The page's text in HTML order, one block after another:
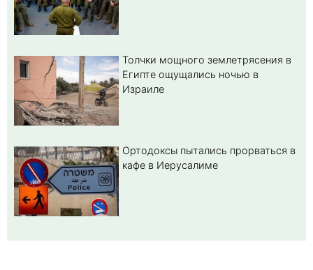
Толчки мощного землетрясения в
Египте ощущались ночью в
Израиле
Ортодоксы пытались прорваться в
кафе в Иерусалиме